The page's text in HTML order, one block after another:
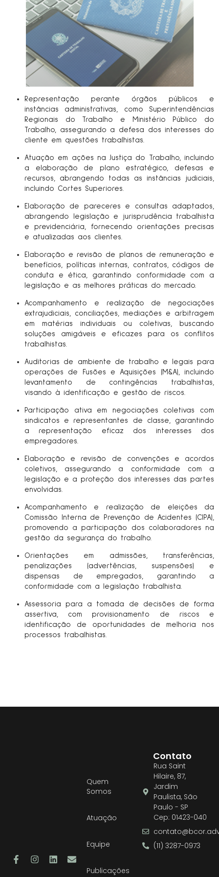
Representação perante órgãos públicos e
instâncias administrativas, como Superintendências
Regionais do Trabalho e Ministério Público do
Trabalho, assegurando a defesa dos interesses do
cliente em questões trabalhistas.
Atuação em ações na Justiça do Trabalho, incluindo
a elaboração de plano estratégico, defesas e
recursos, abrangendo todas as instâncias judiciais,
incluindo Cortes Superiores.
Elaboração de pareceres e consultas adaptados,
abrangendo legislação e jurisprudência trabalhista
e previdenciária, fornecendo orientações precisas
e atualizadas aos clientes.
Elaboração e revisão de planos de remuneração e
benefícios, políticas internas, contratos, códigos de
conduta e ética, garantindo conformidade com a
legislação e as melhores práticas do mercado.
Acompanhamento e realização de negociações
extrajudiciais, conciliações, mediações e arbitragem
em matérias individuais ou coletivas, buscando
soluções amigáveis e eficazes para os conflitos
trabalhistas.
Auditorias de ambiente de trabalho e legais para
operações de Fusões e Aquisições (M&A), incluindo
levantamento de contingências trabalhistas,
visando à identificação e gestão de riscos.
Participação ativa em negociações coletivas com
sindicatos e representantes de classe, garantindo
a representação eficaz dos interesses dos
empregadores.
Elaboração e revisão de convenções e acordos
coletivos, assegurando a conformidade com a
legislação e a proteção dos interesses das partes
envolvidas.
Acompanhamento e realização de eleições da
Comissão Interna de Prevenção de Acidentes (CIPA),
promovendo a participação dos colaboradores na
gestão da segurança do trabalho.
Orientações em admissões, transferências,
penalizações (advertências, suspensões) e
dispensas de empregados, garantindo a
conformidade com a legislação trabalhista.
Assessoria para a tomada de decisões de forma
assertiva, com provisionamento de riscos e
identificação de oportunidades de melhoria nos
processos trabalhistas.
Quem
Somos
Atuação
Equipe
Publicações
Contato
Rua Saint
Hilaire, 87,
Jardim
Paulista, São
Paulo - SP
Cep: 01423-040
(11) 3287-0973